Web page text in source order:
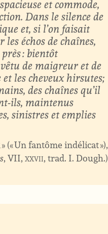
et commode,
Dans le silence de
et, si l’on faisait
échos de chaînes,
: bientôt
de maigreur et de
les cheveux hirsutes;
des chaînes qu’il
ils, maintenus
sinistres et emplies
(« Un fantôme indélicat »),
, VII, xxvii, trad. I. Dough.